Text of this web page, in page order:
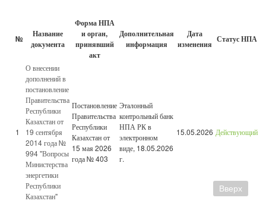
№
Название
документа
Форма НПА
и орган,
принявший
акт
Дополнительная
информация
Дата
изменения Статус НПА
1
О внесении
дополнений в
постановление
Правительства
Республики
Казахстан от
19 сентября
2014 года №
994 "Вопросы
Министерства
энергетики
Республики
Казахстан"
Постановление
Правительства
Республики
Казахстан от
15 мая 2026
года № 403
Эталонный
контрольный банк
НПА РК в
электронном
виде, 18.05.2026
г.
15.05.2026 Действующий
Вверх